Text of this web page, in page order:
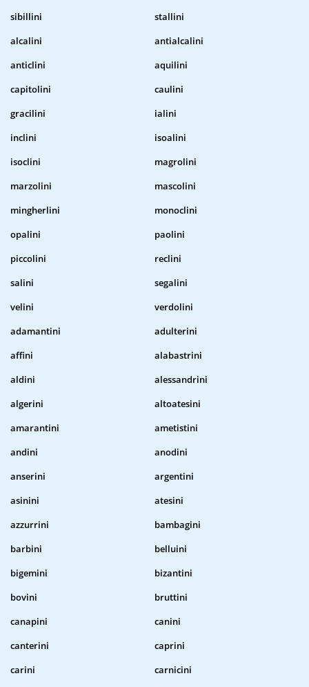
sibillini
stallini
alcalini
antialcalini
anticlini
aquilini
capitolini
caulini
gracilini
ialini
inclini
isoalini
isoclini
magrolini
marzolini
mascolini
mingherlini
monoclini
opalini
paolini
piccolini
reclini
salini
segalini
velini
verdolini
adamantini
adulterini
affini
alabastrini
aldini
alessandrini
algerini
altoatesini
amarantini
ametistini
andini
anodini
anserini
argentini
asinini
atesini
azzurrini
bambagini
barbini
belluini
bigemini
bizantini
bovini
bruttini
canapini
canini
canterini
caprini
carini
carnicini